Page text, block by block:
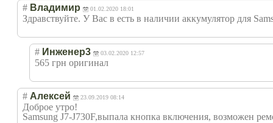
# Владимир 01.02.2020 18:01
Здравствуйте. У Вас в есть в наличии аккумулятор для
# Инженер3 03.02.2020 12:57
565 грн оригинал
# Алексей 23.09.2019 08:14
Доброе утро!
Samsung J7-J730F,выпала кнопка включения, возможен